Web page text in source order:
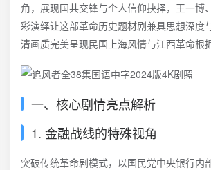
角，展现国共交锋与个人信仰抉择，王一博
彩演绎让这部革命历史题材剧兼具思想深度
清画质完美呈现民国上海风情与江西革命根
一、核心剧情亮点解析
1. 金融战线的特殊视角
突破传统革命剧模式，以国民党中央银行内